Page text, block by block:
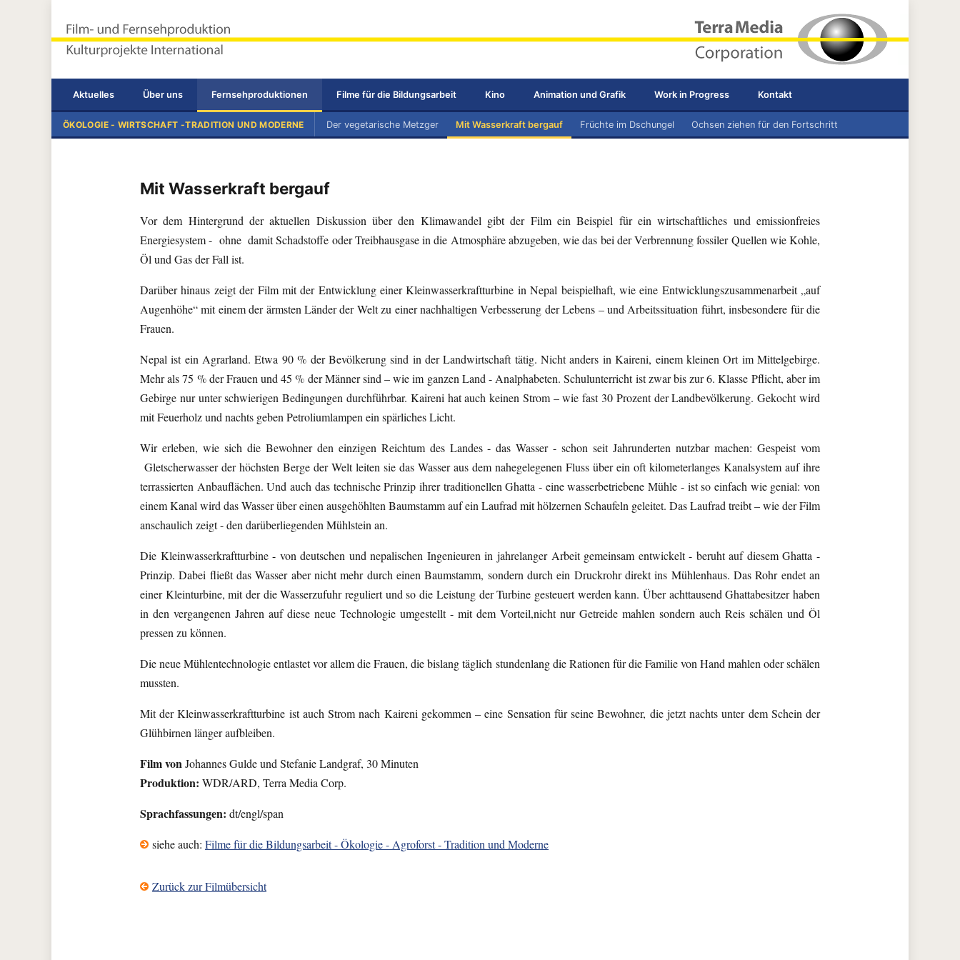
Aktuelles Über uns Fernsehproduktionen Filme für die Bildungsarbeit Kino Animation und Grafik Work in Progress Kontakt
ÖKOLOGIE - WIRTSCHAFT -TRADITION UND MODERNE Der vegetarische Metzger Mit Wasserkraft bergauf Früchte im Dschungel Ochsen ziehen für den Fortschritt
Mit Wasserkraft bergauf
Vor dem Hintergrund der aktuellen Diskussion über den Klimawandel gibt der Film ein Beispiel für ein wirtschaftliches und emissionfreies
Energiesystem - ohne damit Schadstoffe oder Treibhausgase in die Atmosphäre abzugeben, wie das bei der Verbrennung fossiler Quellen wie Kohle,
Öl und Gas der Fall ist.
Darüber hinaus zeigt der Film mit der Entwicklung einer Kleinwasserkraftturbine in Nepal beispielhaft, wie eine Entwicklungszusammenarbeit „auf
Augenhöhe“ mit einem der ärmsten Länder der Welt zu einer nachhaltigen Verbesserung der Lebens – und Arbeitssituation führt, insbesondere für die
Frauen.
Nepal ist ein Agrarland. Etwa 90 % der Bevölkerung sind in der Landwirtschaft tätig. Nicht anders in Kaireni, einem kleinen Ort im Mittelgebirge.
Mehr als 75 % der Frauen und 45 % der Männer sind – wie im ganzen Land - Analphabeten. Schulunterricht ist zwar bis zur 6. Klasse Pflicht, aber im
Gebirge nur unter schwierigen Bedingungen durchführbar. Kaireni hat auch keinen Strom – wie fast 30 Prozent der Landbevölkerung. Gekocht wird
mit Feuerholz und nachts geben Petroliumlampen ein spärliches Licht.
Wir erleben, wie sich die Bewohner den einzigen Reichtum des Landes - das Wasser - schon seit Jahrunderten nutzbar machen: Gespeist vom
Gletscherwasser der höchsten Berge der Welt leiten sie das Wasser aus dem nahegelegenen Fluss über ein oft kilometerlanges Kanalsystem auf ihre
terrassierten Anbauflächen. Und auch das technische Prinzip ihrer traditionellen Ghatta - eine wasserbetriebene Mühle - ist so einfach wie genial: von
einem Kanal wird das Wasser über einen ausgehöhlten Baumstamm auf ein Laufrad mit hölzernen Schaufeln geleitet. Das Laufrad treibt – wie der Film
anschaulich zeigt - den darüberliegenden Mühlstein an.
Die Kleinwasserkraftturbine - von deutschen und nepalischen Ingenieuren in jahrelanger Arbeit gemeinsam entwickelt - beruht auf diesem Ghatta -
Prinzip. Dabei fließt das Wasser aber nicht mehr durch einen Baumstamm, sondern durch ein Druckrohr direkt ins Mühlenhaus. Das Rohr endet an
einer Kleinturbine, mit der die Wasserzufuhr reguliert und so die Leistung der Turbine gesteuert werden kann. Über achttausend Ghattabesitzer haben
in den vergangenen Jahren auf diese neue Technologie umgestellt - mit dem Vorteil,nicht nur Getreide mahlen sondern auch Reis schälen und Öl
pressen zu können.
Die neue Mühlentechnologie entlastet vor allem die Frauen, die bislang täglich stundenlang die Rationen für die Familie von Hand mahlen oder schälen
mussten.
Mit der Kleinwasserkraftturbine ist auch Strom nach Kaireni gekommen – eine Sensation für seine Bewohner, die jetzt nachts unter dem Schein der
Glühbirnen länger aufbleiben.
Film vonJohannes Gulde und Stefanie Landgraf, 30 Minuten
Produktion: WDR/ARD, Terra Media Corp.
Sprachfassungen: dt/engl/span
siehe auch: Filme für die Bildungsarbeit - Ökologie - Agroforst - Tradition und Moderne
Zurück zur Filmübersicht